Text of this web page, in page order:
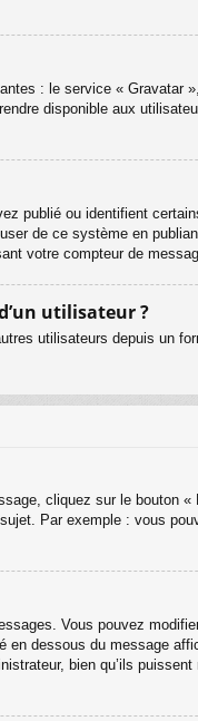
: le service « Gravatar
disponible aux
publié ou identifient
de ce système en
votre compteur de
utilisateur ?
utilisateurs depuis un
cliquez sur le bouton
Par exemple : vous
Vous pouvez
dessous du message
bien qu’ils